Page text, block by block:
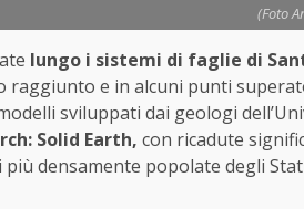
(Foto
lungo i sistemi di faglie di
raggiunto e in alcuni punti
sviluppati dai geologi
Solid Earth, con ricadute
densamente popolate degli